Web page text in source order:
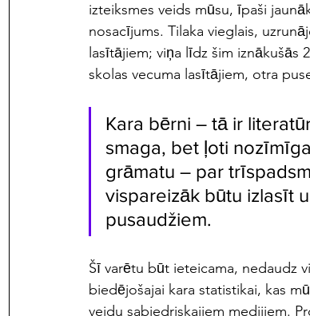
izteiksmes veids mūsu, īpaši
nosacījums. Tilaka vieglais,
lasītājiem; viņa līdz šim
skolas vecuma lasītājiem, otra
Kara bērni – tā ir
smaga, bet ļoti
grāmatu – par
vispareizāk būtu izlasīt
pusaudžiem.
Šī varētu būt ieteicama, nedaudz
biedējošajai kara statistikai, kas
veidu sabiedriskajiem medijiem.